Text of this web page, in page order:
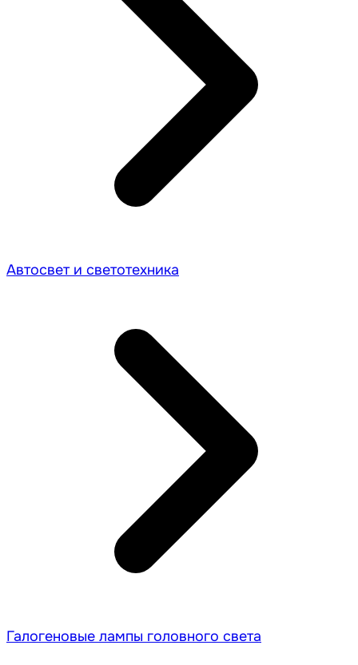
Автосвет и светотехника
Галогеновые лампы головного света